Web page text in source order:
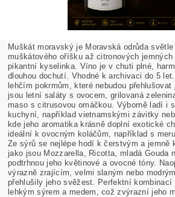
Muškát moravský je Moravská odrůda
muškátového oříšku až citronových
pikantní kyselinka. Víno je v chuti plné,
dlouhou dochutí. Vhodné k archivaci do 5
lehčím pokrmům, které nebudou přehlušovat
jsou letní saláty s ovocem, grilovaná
maso s citrusovou omáčkou. Výborně ladí i
kuchyní, například vietnamskými závitky
kde jeho aromatika krásně doplní exotické
ideální k ovocným koláčům, například s
Ze sýrů se nejlépe hodí k čerstvým a jemně
jako jsou Mozzarella, Ricotta, mladá Gouda
podtrhnou jeho květinové a ovocné tóny.
výrazně zrajícím, velmi slaným nebo
přehlušily jeho svěžest. Perfektní
lehkým sýrem a medem, což zvýrazní jeho